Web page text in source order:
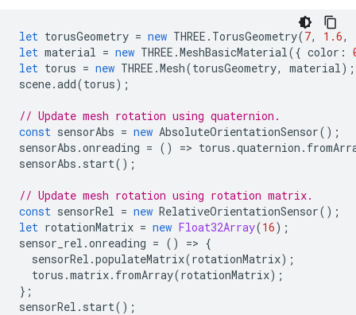
let torusGeometry = new THREE . TorusGeometry(7, 1.6,
let material = new THREE .MeshBasicMaterial({ color :
let torus = new THREE .Mesh(torusGeometry, material);
scene.add(torus);
// Update mesh rotation using quaternion.
const sensorAbs = new AbsoluteOrientationSensor();
sensorAbs .onreading = () => torus .quaternion .
sensorAbs . start();
// Update mesh rotation using rotation matrix.
const sensorRel = new RelativeOrientationSensor();
let rotationMatrix = new Float32Array(16);
sensor_rel .onreading = () => {
sensorRel .populateMatrix(rotationMatrix);
torus .matrix. fromArray(rotationMatrix);
};
sensorRel . start();